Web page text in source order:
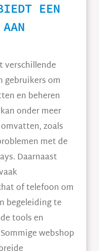
EEN
verschillende
gebruikers om
en beheren
onder meer
zoals
met de
Daarnaast
of telefoon om
begeleiding te
tools en
webshop